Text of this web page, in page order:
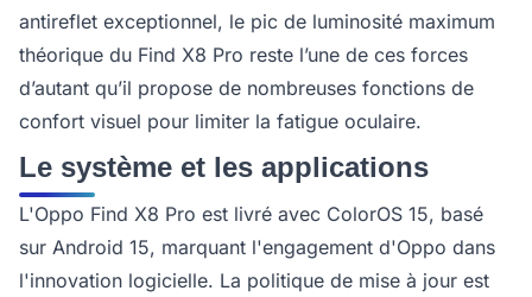
antireflet exceptionnel, le pic de luminosité maximum
théorique du Find X8 Pro reste l’une de ces forces
d’autant qu’il propose de nombreuses fonctions de
confort visuel pour limiter la fatigue oculaire.
Le système et les applications
L'Oppo Find X8 Pro est livré avec ColorOS 15, basé
sur Android 15, marquant l'engagement d'Oppo dans
l'innovation logicielle. La politique de mise à jour est